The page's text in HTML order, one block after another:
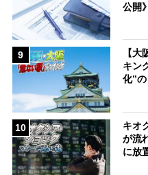
公開
9
【
キン
化”
10
キオ
が流
に放